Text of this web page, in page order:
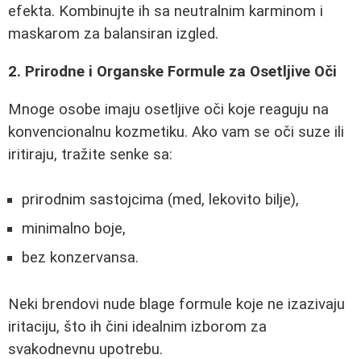
efekta. Kombinujte ih sa neutralnim karminom i
maskarom za balansiran izgled.
2. Prirodne i Organske Formule za Osetljive Oči
Mnoge osobe imaju osetljive oči koje reaguju na
konvencionalnu kozmetiku. Ako vam se oči suze ili
iritiraju, tražite senke sa:
prirodnim sastojcima (med, lekovito bilje),
minimalno boje,
bez konzervansa.
Neki brendovi nude blage formule koje ne izazivaju
iritaciju, što ih čini idealnim izborom za
svakodnevnu upotrebu.